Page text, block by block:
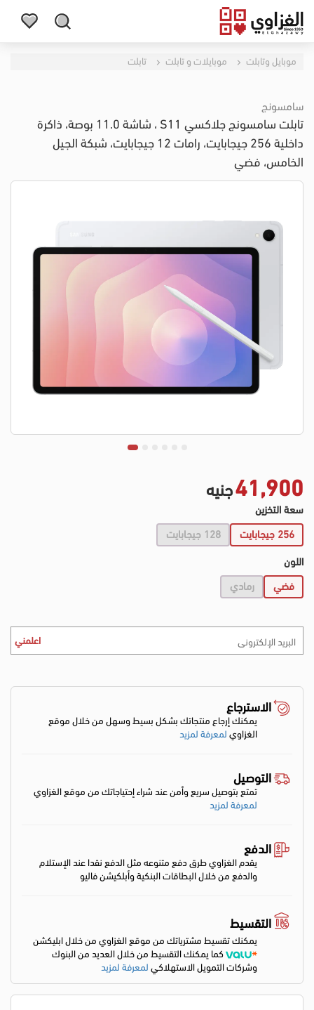
موبايل وتابلت موبايلات و تابلت تابلت
سامسونج
تابلت سامسونج جلاكسي S11 ، شاشة 11.0 بوصة، ذاكرة
داخلية 256 جيجابايت، رامات 12 جيجابايت، شبكة الجيل
الخامس، فضي
41,900جنيه
سعة التخزين
256 جيجابايت
128 جيجابايت
اللون
فضي
رمادي
اعلمني
الاسترجاع
يمكنك إرجاع منتجاتك بشكل بسيط وسهل من خلال موقع
الغزاويلمعرفة لمزيد
التوصيل
تمتع بتوصيل سريع وأمن عند شراء إحتياجاتك من موقع الغزاوي
لمعرفة لمزيد
الدفع
يقدم الغزاوي طرق دفع متنوعه مثل الدفع نقدا عند الإستلام
والدفع من خلال البطاقات البنكية وأبلكيشن فاليو
التقسيط
يمكنك تقسيط مشترياتك من موقع الغزاوي من خلال ابليكشن
كما يمكنك التقسيط من خلال العديد من البنوك
وشركات التمويل الاستهلاكيلمعرفة لمزيد